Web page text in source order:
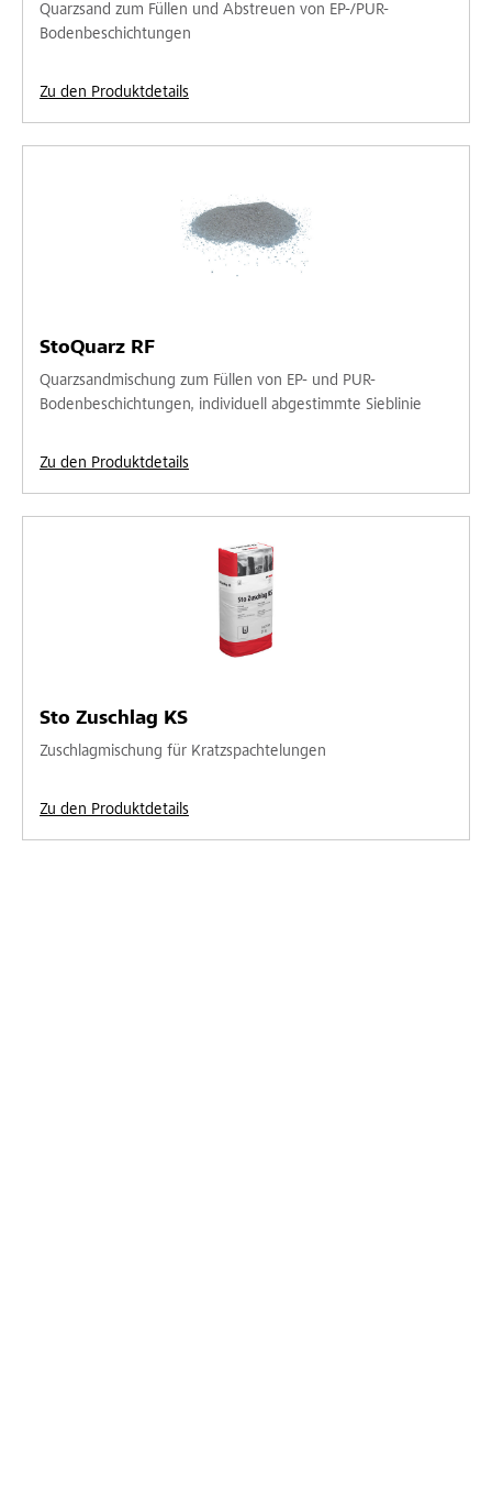
Quarzsand zum Füllen und Abstreuen von EP-/PUR-
Bodenbeschichtungen
Zu den Produktdetails
StoQuarz RF
Quarzsandmischung zum Füllen von EP- und PUR-
Bodenbeschichtungen, individuell abgestimmte Sieblinie
Zu den Produktdetails
Sto Zuschlag KS
Zuschlagmischung für Kratzspachtelungen
Zu den Produktdetails